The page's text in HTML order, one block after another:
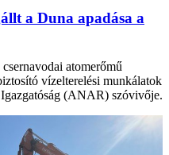
a Duna apadása a
atomerőmű
vízelterelési munkálatok
(ANAR) szóvivője.